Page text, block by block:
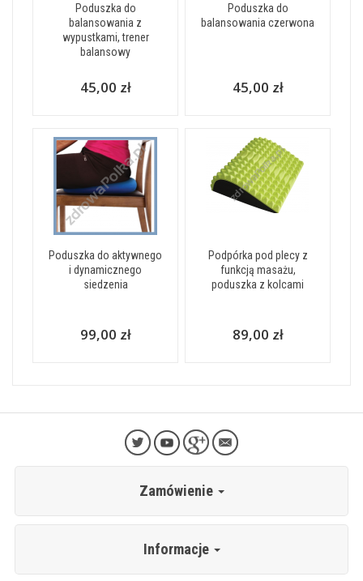
Poduszka do
balansowania z
wypustkami, trener
balansowy
45,00 zł
Poduszka do
balansowania czerwona
45,00 zł
Poduszka do aktywnego
i dynamicznego
siedzenia
99,00 zł
Podpórka pod plecy z
funkcją masażu,
poduszka z kolcami
89,00 zł
Zamówienie
Informacje